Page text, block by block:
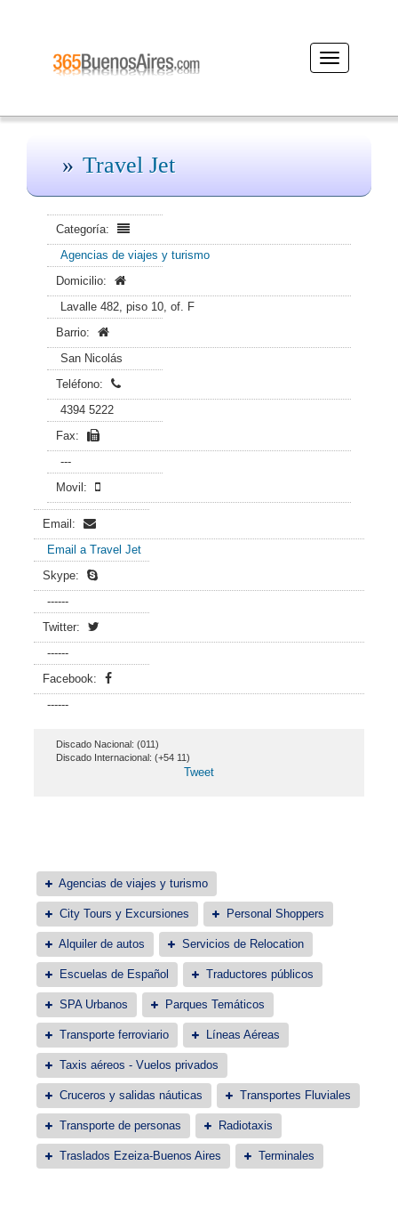
Desplegar
navegación
Travel Jet
Categoría:
Agencias de viajes y turismo
Domicilio:
Lavalle 482, piso 10, of. F
Barrio:
San Nicolás
Teléfono:
4394 5222
Fax:
---
Movil:
Email:
Email a Travel Jet
Skype:
------
Twitter:
------
Facebook:
------
Discado Nacional: (011)
Discado Internacional: (+54 11)
Tweet
Agencias de viajes y turismo
City Tours y Excursiones Personal Shoppers
Alquiler de autos Servicios de Relocation
Escuelas de Español Traductores públicos
SPA Urbanos Parques Temáticos
Transporte ferroviario Líneas Aéreas
Taxis aéreos - Vuelos privados
Cruceros y salidas náuticas Transportes Fluviales
Transporte de personas Radiotaxis
Traslados Ezeiza-Buenos Aires Terminales